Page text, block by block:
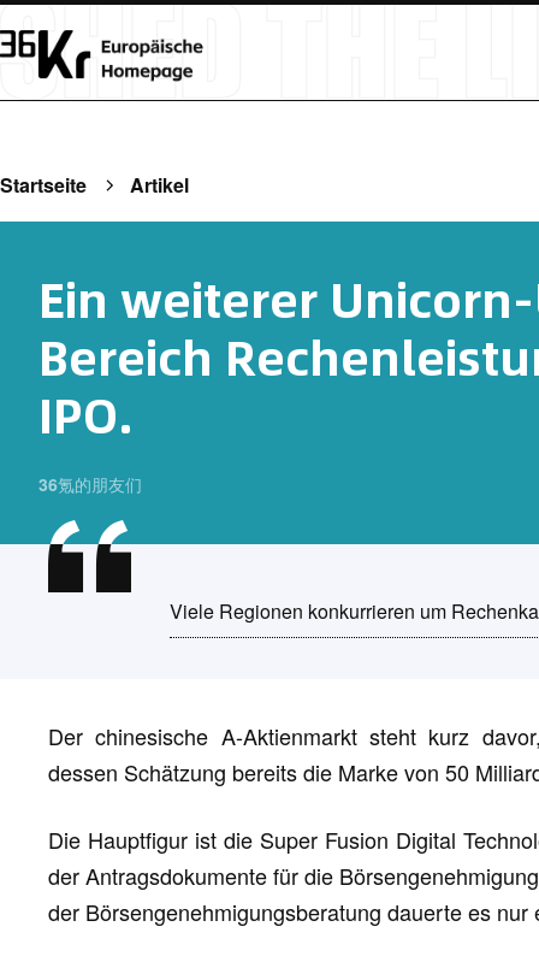
Startseite Artikel
Ein weiterer
Bereich
IPO.
36氪的朋友们
Viele Regionen konkurrieren um
Der chinesische A-Aktienmarkt steht kurz
dessen Schätzung bereits die Marke von 50
Die Hauptfigur ist die Super Fusion Digital
der Antragsdokumente für die
der Börsengenehmigungsberatung dauerte es